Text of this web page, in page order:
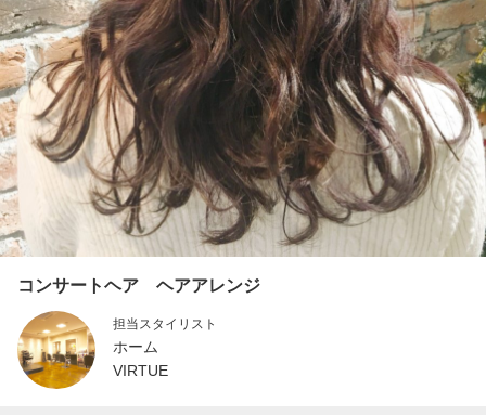
コンサートヘア ヘアアレンジ
担当スタイリスト
ホーム
VIRTUE